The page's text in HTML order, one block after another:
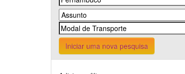
Iniciar uma nova pesquisa